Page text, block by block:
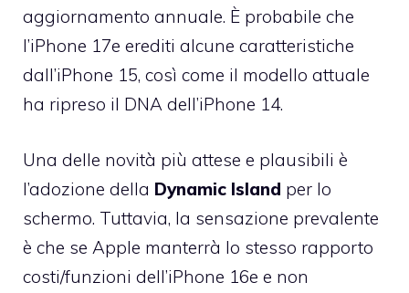
aggiornamento annuale. È probabile che
l’iPhone 17e erediti alcune caratteristiche
dall’iPhone 15, così come il modello attuale
ha ripreso il DNA dell’iPhone 14.
Una delle novità più attese e plausibili è
l’adozione della Dynamic Island per lo
schermo. Tuttavia, la sensazione prevalente
è che se Apple manterrà lo stesso rapporto
costi/funzioni dell’iPhone 16e e non